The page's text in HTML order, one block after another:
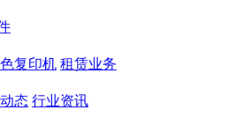
复印机 租赁业务
态 行业资讯